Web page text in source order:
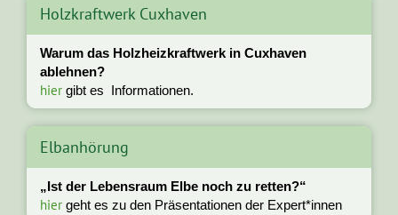
Holzkraftwerk Cuxhaven
Warum das Holzheizkraftwerk in Cuxhaven
ablehnen?
hier gibt es Informationen.
Elbanhörung
„Ist der Lebensraum Elbe noch zu retten?“
hier geht es zu den Präsentationen der Expert*innen